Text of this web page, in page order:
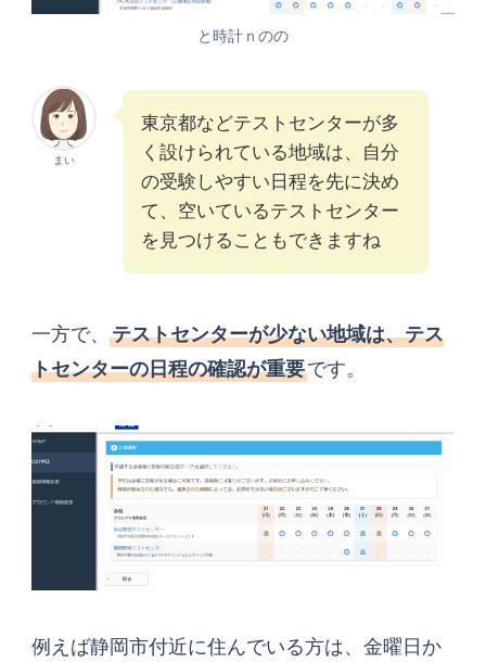
と時計ｎのの
まい
東京都などテストセンターが多
く設けられている地域は、自分
の受験しやすい日程を先に決め
て、空いているテストセンター
を見つけることもできますね
一方で、テストセンターが少ない地域は、テス
トセンターの日程の確認が重要です。
例えば静岡市付近に住んでいる方は、金曜日か